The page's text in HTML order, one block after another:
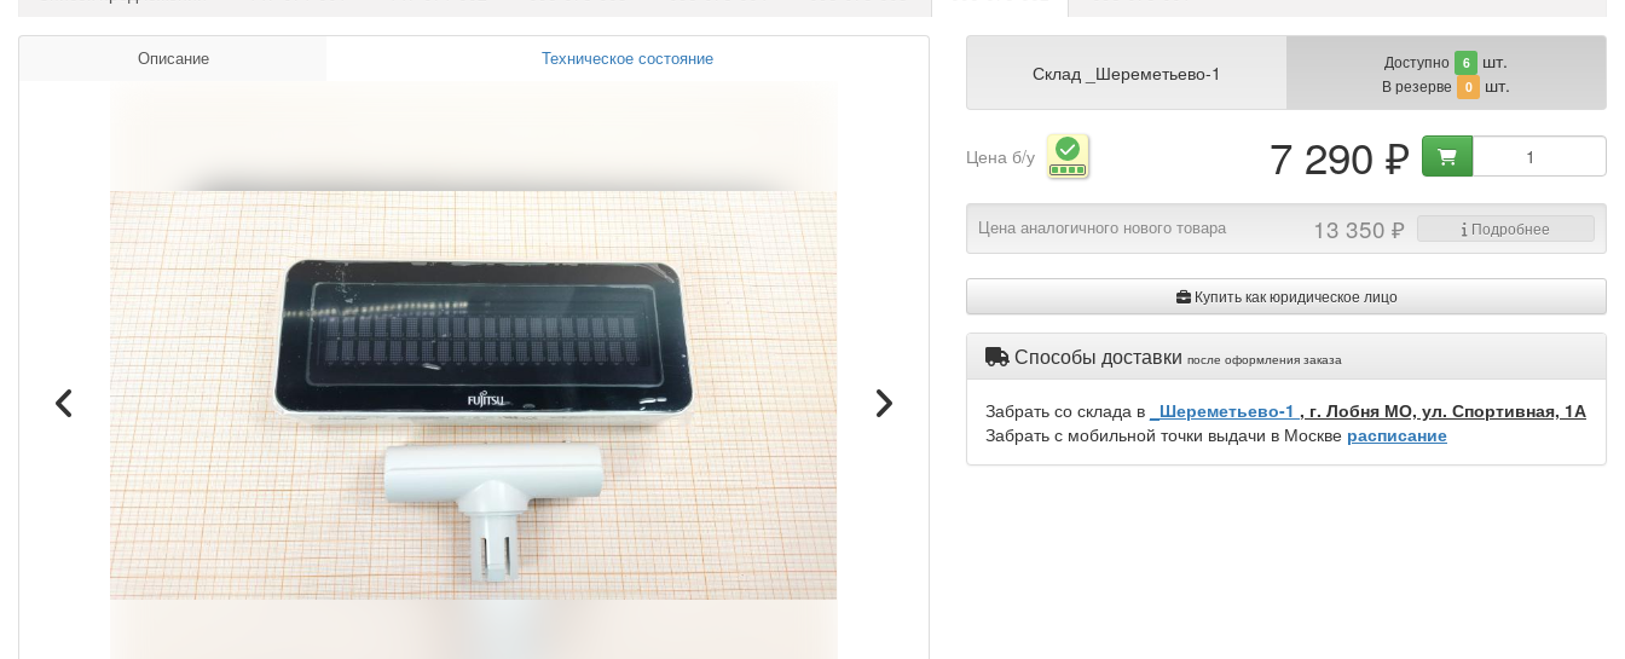
Описание Техническое состояние
Склад _Шереметьево-1 Доступно 6 шт.
В резерве 0 шт.
Цена б/у 7 290 ₽
Цена аналогичного нового товара 13 350 ₽ Подробнее
Купить как юридическое лицо
Способы доставки после оформления заказа
Забрать со склада в _Шереметьево-1 , г. Лобня МО, ул. Спортивная, 1А
Забрать с мобильной точки выдачи в Москве расписание